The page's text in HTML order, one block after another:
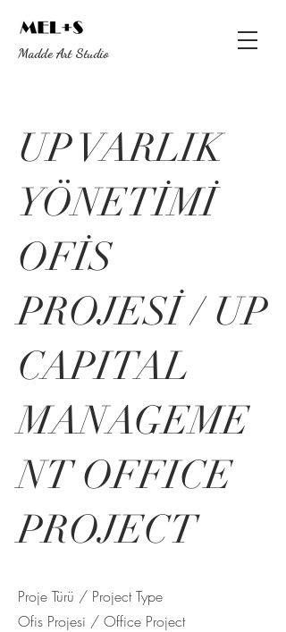
Madde Art Studio
UP VARLIK
YÖNETİMİ
OFİS
PROJESİ / UP
CAPITAL
MANAGEME
NT OFFICE
PROJECT
Proje Türü / Project Type
Ofis Projesi / Office Project